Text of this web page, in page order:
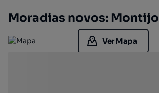
Moradias novos: Montijo
Ver Mapa